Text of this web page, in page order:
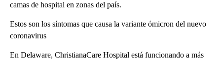
camas de hospital en zonas del país.
Estos son los síntomas que causa la variante ómicron del nuevo
coronavirus
En Delaware, ChristianaCare Hospital está funcionando a más